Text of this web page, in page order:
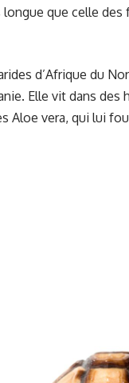
que celle des
d’Afrique du
Elle vit dans des
Aloe vera, qui lui